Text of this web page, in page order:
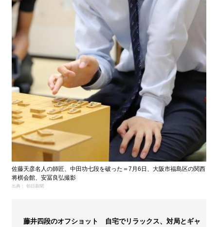
佐藤天彦名人の師匠、中田功七段を破った＝7月6日、大阪市福島区の関西
将棋会館、安冨良弘撮影
出典： 朝日新聞
藤井四段のオフショット 自宅でリラックス、対局とギャ